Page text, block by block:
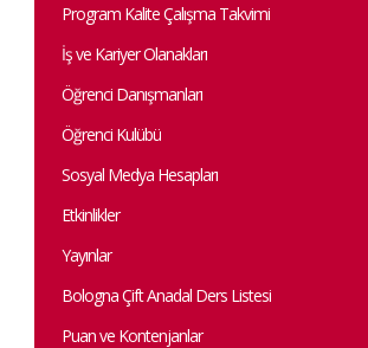
Program Kalite Çalışma Takvimi
İş ve Kariyer Olanakları
Öğrenci Danışmanları
Öğrenci Kulübü
Sosyal Medya Hesapları
Etkinlikler
Yayınlar
Bologna Çift Anadal Ders Listesi
Puan ve Kontenjanlar